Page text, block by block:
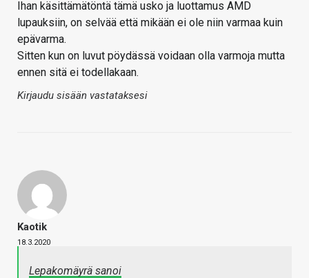
Ihan käsittämätöntä tämä usko ja luottamus AMD
lupauksiin, on selvää että mikään ei ole niin varmaa kuin
epävarma.
Sitten kun on luvut pöydässä voidaan olla varmoja mutta
ennen sitä ei todellakaan.
Kirjaudu sisään vastataksesi
Kaotik
18.3.2020
Lepakomäyrä sanoi